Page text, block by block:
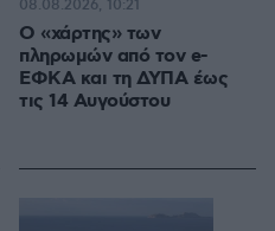
Ο «χάρτης» των
πληρωμών από τον e-
ΕΦΚΑ και τη ΔΥΠΑ έως
τις 14 Αυγούστου
08.08.2026, 10:21